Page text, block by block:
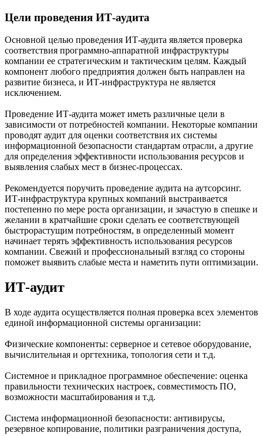
Цели проведения ИТ-аудита
Основной целью проведения ИТ-аудита является проверка
соответствия программно-аппаратной инфраструктуры
компании ее стратегическим и тактическим целям. Каждый
компонент любого предприятия должен быть направлен на
развитие бизнеса, и ИТ-инфраструктура не является
исключением.
Проведение ИТ-аудита может иметь различные цели в
зависимости от потребностей компании. Некоторые компании
проводят аудит для оценки соответствия их системы
информационной безопасности стандартам отрасли, а другие
для определения эффективности использования ресурсов и
выявления слабых мест в бизнес-процессах.
Рекомендуется поручить проведение аудита на аутсорсинг.
ИТ-инфраструктура крупных компаний выстраивается
постепенно по мере роста организации, и зачастую в спешке и
желании в кратчайшие сроки сделать ее соответствующей
быстрорастущим потребностям, в определенный момент
начинает терять эффективность использования ресурсов
компании. Свежий и профессиональный взгляд со стороны
поможет выявить слабые места и наметить пути оптимизации.
ИТ-аудит
В ходе аудита осуществляется полная проверка всех элементов
единой информационной системы организации:
Физические компоненты: серверное и сетевое оборудование,
вычислительная и оргтехника, топология сети и т.д.
Системное и прикладное программное обеспечение: оценка
правильности технических настроек, совместимость ПО,
возможности масштабирования и т.д.
Система информационной безопасности: антивирусы,
резервное копирование, политики разграничения доступа,